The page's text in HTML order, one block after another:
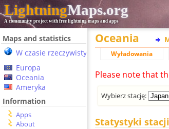
LightningMaps.org
A community project with free lightning maps and apps
Maps and statistics
W czasie rzeczywistym
Europa
Oceania
Ameryka
Information
Apps
About
Oceania
Wyładowania
Please note that
Wybierz stację:
Statystyki